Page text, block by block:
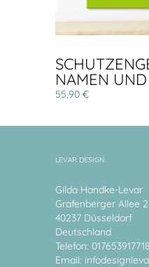
NAMEN
55,90 €
LEVAR DESIGN
Gilda Handke-Levar
Grafenberger Allee
40237 Düsseldorf
Deutschland
Telefon: 017653917718
Email: